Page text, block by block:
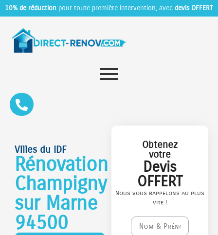
10% de réduction pour toute première intervention, avec devis OFFERT
Villes du IDF
Rénovation
Champigny
sur Marne
94500
Obtenez
votre
Devis
OFFERT
Nous vous rappelons au plus
vite !